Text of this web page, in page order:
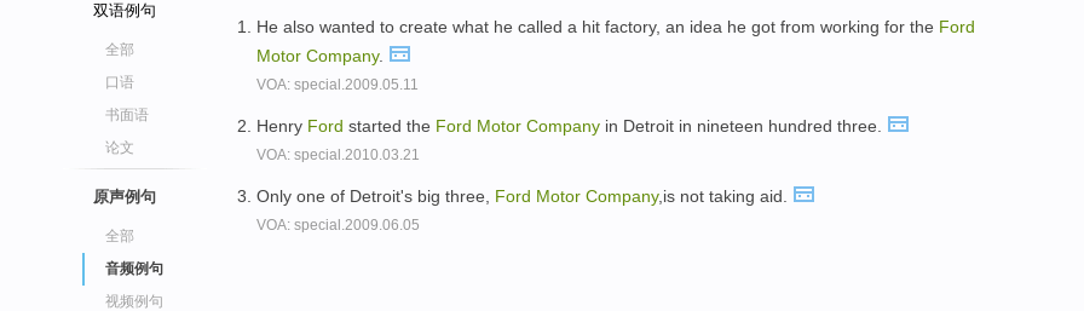
双语例句
全部
口语
书面语
论文
原声例句
全部
音频例句
视频例句
He also wanted to create what he called a hit factory, an idea he got from working for the Ford
Motor Company.
VOA: special.2009.05.11
Henry Ford started the Ford Motor Company in Detroit in nineteen hundred three.
VOA: special.2010.03.21
Only one of Detroit's big three, Ford Motor Company,is not taking aid.
VOA: special.2009.06.05